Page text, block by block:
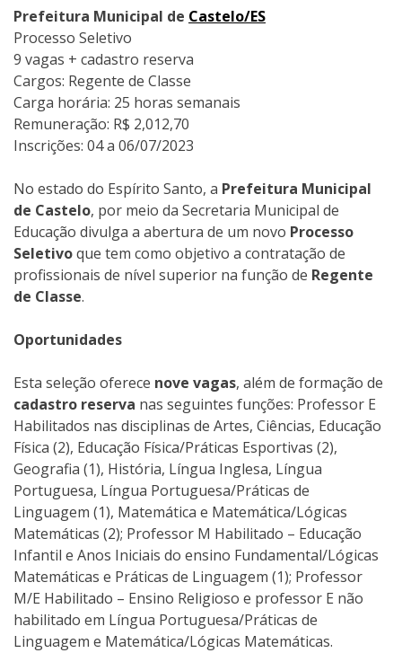
Prefeitura Municipal de Castelo/ES
Processo Seletivo
9 vagas + cadastro reserva
Cargos: Regente de Classe
Carga horária: 25 horas semanais
Remuneração: R$ 2,012,70
Inscrições: 04 a 06/07/2023
No estado do Espírito Santo, a Prefeitura Municipal
de Castelo, por meio da Secretaria Municipal de
Educação divulga a abertura de um novo Processo
Seletivoque tem como objetivo a contratação de
profissionais de nível superior na função de Regente
de Classe.
Oportunidades
Esta seleção oferece nove vagas, além de formação de
cadastro reserva nas seguintes funções: Professor E
Habilitados nas disciplinas de Artes, Ciências, Educação
Física (2), Educação Física/Práticas Esportivas (2),
Geografia (1), História, Língua Inglesa, Língua
Portuguesa, Língua Portuguesa/Práticas de
Linguagem (1), Matemática e Matemática/Lógicas
Matemáticas (2); Professor M Habilitado – Educação
Infantil e Anos Iniciais do ensino Fundamental/Lógicas
Matemáticas e Práticas de Linguagem (1); Professor
M/E Habilitado – Ensino Religioso e professor E não
habilitado em Língua Portuguesa/Práticas de
Linguagem e Matemática/Lógicas Matemáticas.